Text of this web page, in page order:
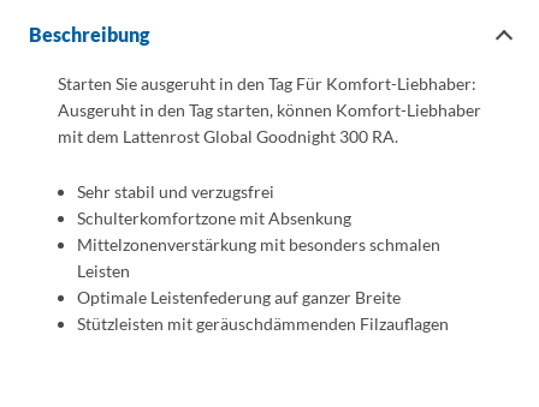
Beschreibung
Starten Sie ausgeruht in den Tag Für Komfort-Liebhaber:
Ausgeruht in den Tag starten, können Komfort-Liebhaber
mit dem Lattenrost Global Goodnight 300 RA.
Sehr stabil und verzugsfrei
Schulterkomfortzone mit Absenkung
Mittelzonenverstärkung mit besonders schmalen
Leisten
Optimale Leistenfederung auf ganzer Breite
Stützleisten mit geräuschdämmenden Filzauflagen